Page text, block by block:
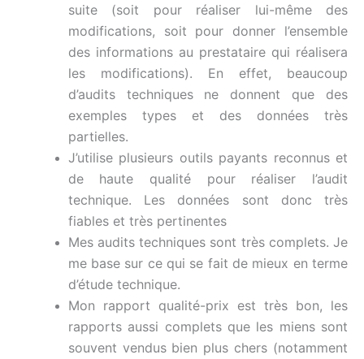
suite (soit pour réaliser lui-même des
modifications, soit pour donner l’ensemble
des informations au prestataire qui réalisera
les modifications). En effet, beaucoup
d’audits techniques ne donnent que des
exemples types et des données très
partielles.
J’utilise plusieurs outils payants reconnus et
de haute qualité pour réaliser l’audit
technique. Les données sont donc très
fiables et très pertinentes
Mes audits techniques sont très complets. Je
me base sur ce qui se fait de mieux en terme
d’étude technique.
Mon rapport qualité-prix est très bon, les
rapports aussi complets que les miens sont
souvent vendus bien plus chers (notamment